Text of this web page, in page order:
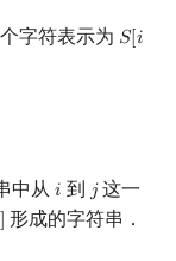
Text
化
序
理
齐次线性递推
反演
Number
德卷积
项式
黑树
分治
机游走
个字符表示为 𝑆[𝑖
S[i−
中从𝑖
i 到 𝑗
j这一
] 形成的字符串．